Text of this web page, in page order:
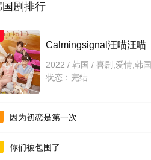
国剧排行
Calmingsignal汪喵汪喵
2022 / 韩国 / 喜剧,爱情,韩国
状态：完结
因为初恋是第一次
你们被包围了